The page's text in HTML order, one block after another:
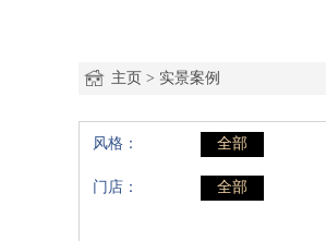
主页 > 实景案例
风格： 全部
门店： 全部